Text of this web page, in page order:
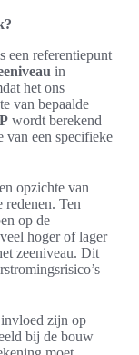
een referentiepunt
in
het ons
van bepaalde
wordt berekend
van een specifieke
opzichte van
Ten
op de
hoger of lager
zeeniveau. Dit
zijn op
bij de bouw